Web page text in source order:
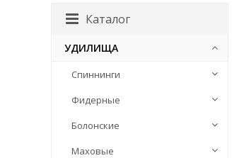
Каталог
УДИЛИЩА
Спиннинги
Фидерные
Болонские
Маховые